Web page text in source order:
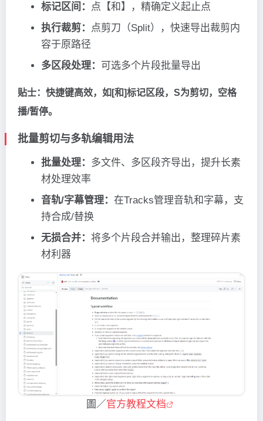
标记区间：
点【和】，精确定义起止点
执行裁剪：
点剪刀（Split），快速导出裁剪内
容于原路径
多区段处理： 可选多个片段批量导出
贴士：快捷键高效，如[和]标记区段，S为剪切，空格
播/暂停。
批量剪切与多轨编辑用法
批量处理： 多文件、多区段齐导出，提升长素
材处理效率
音轨/字幕管理： 在Tracks管理音轨和字幕，支
持合成/替换
无损合并： 将多个片段合并输出，整理碎片素
材利器
圖／官方教程文档